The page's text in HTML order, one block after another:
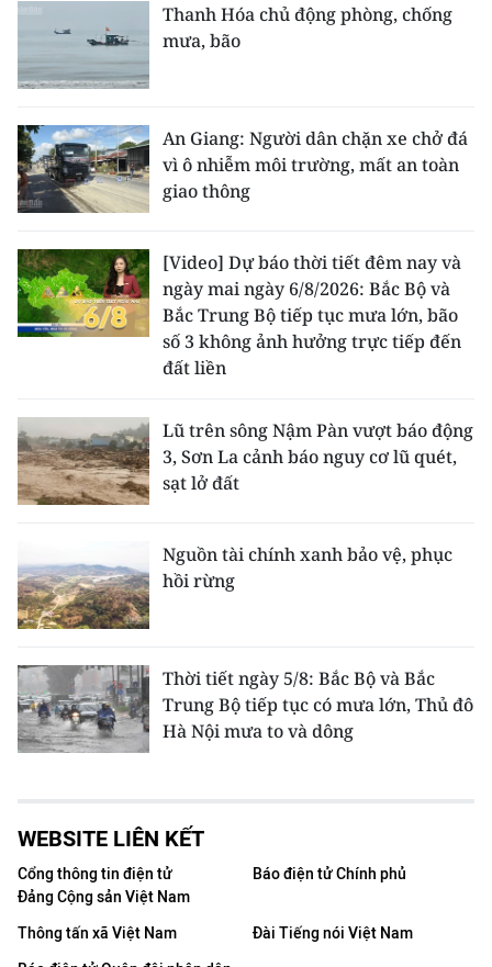
Thanh Hóa chủ động phòng, chống
mưa, bão
An Giang: Người dân chặn xe chở đá
vì ô nhiễm môi trường, mất an toàn
giao thông
[Video] Dự báo thời tiết đêm nay và
ngày mai ngày 6/8/2026: Bắc Bộ và
Bắc Trung Bộ tiếp tục mưa lớn, bão
số 3 không ảnh hưởng trực tiếp đến
đất liền
Lũ trên sông Nậm Pàn vượt báo động
3, Sơn La cảnh báo nguy cơ lũ quét,
sạt lở đất
Nguồn tài chính xanh bảo vệ, phục
hồi rừng
Thời tiết ngày 5/8: Bắc Bộ và Bắc
Trung Bộ tiếp tục có mưa lớn, Thủ đô
Hà Nội mưa to và dông
WEBSITE LIÊN KẾT
Cổng thông tin điện tử
Đảng Cộng sản Việt Nam
Báo điện tử Chính phủ
Thông tấn xã Việt Nam
Đài Tiếng nói Việt Nam